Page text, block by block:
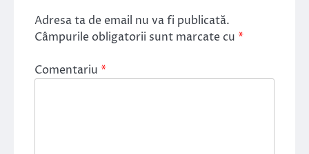
Adresa ta de email nu va fi publicată.
Câmpurile obligatorii sunt marcate cu *
Comentariu *